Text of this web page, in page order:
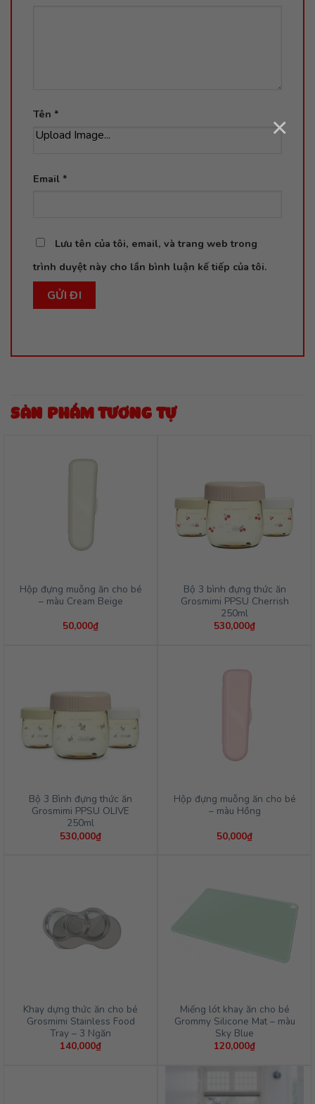
Upload Image... ×
Tên *
Email *
Lưu tên của tôi, email, và trang web trong
trình duyệt này cho lần bình luận kế tiếp của tôi.
SẢN PHẨM TƯƠNG TỰ
Hộp đựng muỗng ăn cho bé
– màu Cream Beige
50,000₫
Bộ 3 bình đựng thức ăn
Grosmimi PPSU Cherrish
250ml
530,000₫
Bộ 3 Bình đựng thức ăn
Grosmimi PPSU OLIVE
250ml
530,000₫
Hộp đựng muỗng ăn cho bé
– màu Hồng
50,000₫
Khay dựng thức ăn cho bé
Grosmimi Stainless Food
Tray – 3 Ngăn
140,000₫
Miếng lót khay ăn cho bé
Grommy Silicone Mat – màu
Sky Blue
120,000₫